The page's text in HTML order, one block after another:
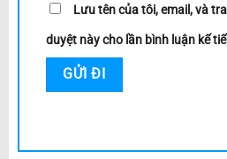
Lưu tên của tôi, email, và
duyệt này cho lần bình luận kế